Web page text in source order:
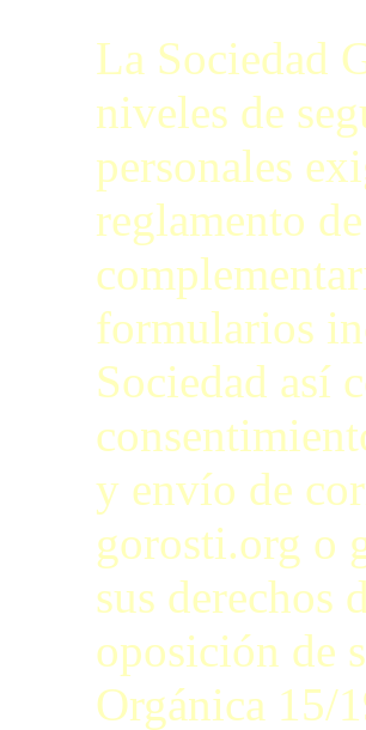
La Sociedad
niveles de
personales
reglamento
formularios
Sociedad así
y envío de
gorosti.org o
sus derechos
oposición de
Orgánica 15/